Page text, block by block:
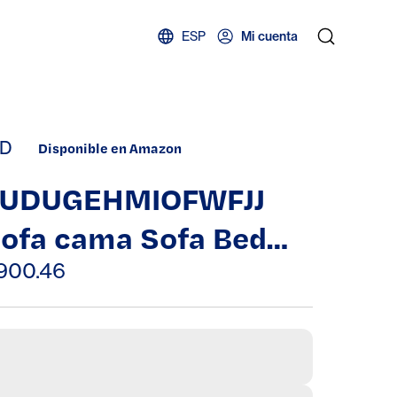
ESP Mi cuenta
D Disponible en Amazon
cama Sofa Bed
Piece Sofa Set
VelvetSuitable